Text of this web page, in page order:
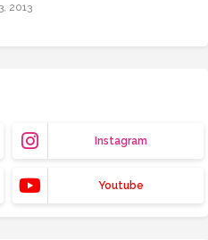
2013
Instagram
Youtube